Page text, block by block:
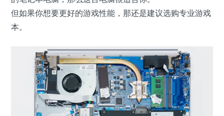
但如果你想要更好的游戏性能，那还是建议选购专业游戏
本。